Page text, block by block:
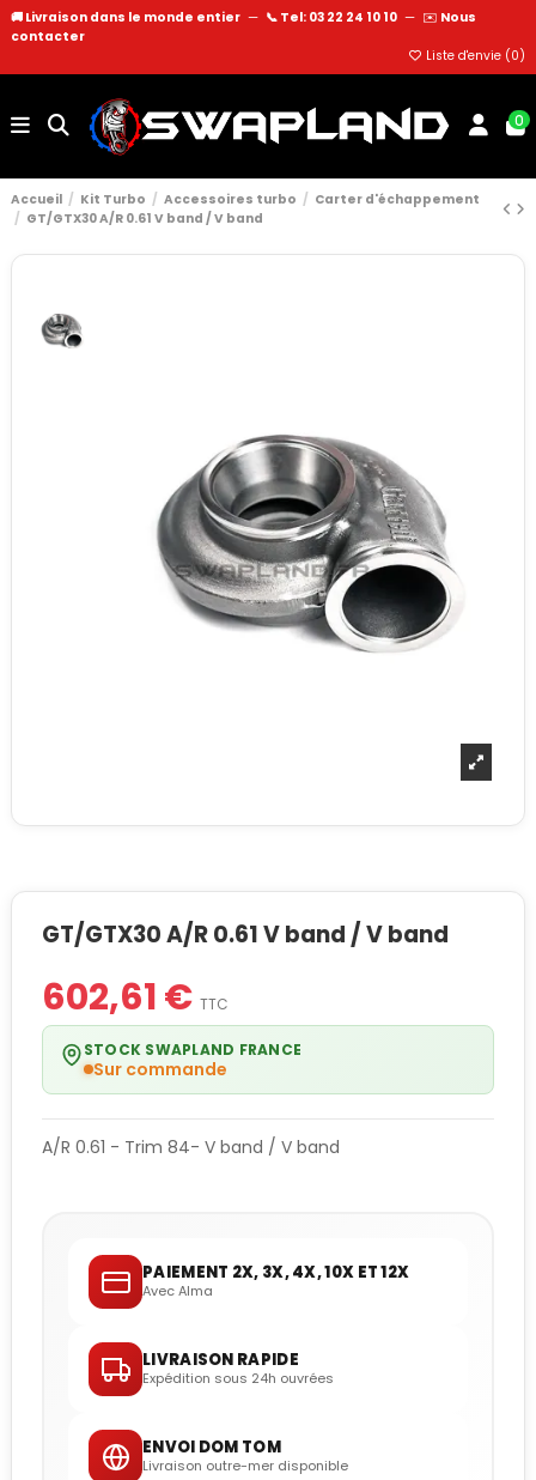
🚚 Livraison dans le monde entier — 📞 Tel: 03 22 24 10 10 — ✉️ Nous
contacter
Liste d'envie (0)
0
Accueil Kit Turbo Accessoires turbo
Carter d'échappement
GT/GTX30 A/R 0.61 V band / V band
GT/GTX30 A/R 0.61 V band / V band
602,61 € TTC
STOCK SWAPLAND FRANCE
Sur commande
A/R 0.61 - Trim 84- V band / V band
PAIEMENT 2X, 3X, 4X, 10X ET 12X
Avec Alma
LIVRAISON RAPIDE
Expédition sous 24h ouvrées
ENVOI DOM TOM
Livraison outre-mer disponible